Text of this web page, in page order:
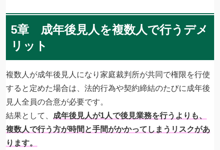
5章 成年後見人を複数人で行うデメ
リット
複数人が成年後見人になり家庭裁判所が共同で権限を行使
すると定めた場合は、法的行為や契約締結のたびに成年後
見人全員の合意が必要です。
結果として、 成年後見人が1人で後見業務を行うよりも、
複数人で行う方が時間と手間がかかってしまうリスクがあ
ります。